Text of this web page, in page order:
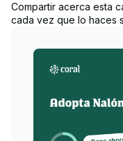
Compartir acerca esta
cada vez que lo haces